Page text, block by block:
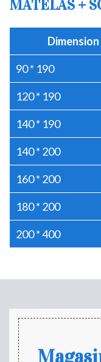
MATELAS +
Dimension
90 * 190
120 * 190
140 * 190
140 * 200
160 * 200
180 * 200
200 * 400